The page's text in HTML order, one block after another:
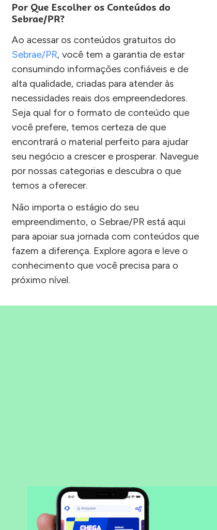
Por Que Escolher os Conteúdos do
Sebrae/PR?
Ao acessar os conteúdos gratuitos do
Sebrae/PR, você tem a garantia de estar
consumindo informações confiáveis e de
alta qualidade, criadas para atender às
necessidades reais dos empreendedores.
Seja qual for o formato de conteúdo que
você prefere, temos certeza de que
encontrará o material perfeito para ajudar
seu negócio a crescer e prosperar. Navegue
por nossas categorias e descubra o que
temos a oferecer.
Não importa o estágio do seu
empreendimento, o Sebrae/PR está aqui
para apoiar sua jornada com conteúdos que
fazem a diferença. Explore agora e leve o
conhecimento que você precisa para o
próximo nível.